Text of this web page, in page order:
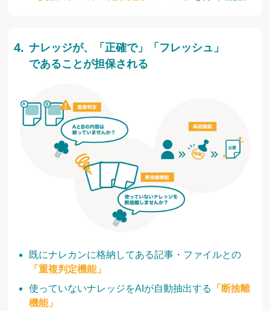
既にナレカンに格納してある記事・ファイルとの
「重複判定機能」
使っていないナレッジをAIが自動抽出する
「断捨離
機能」
ナレッジが、「正確で」「フレッシュ」
であることが担保される